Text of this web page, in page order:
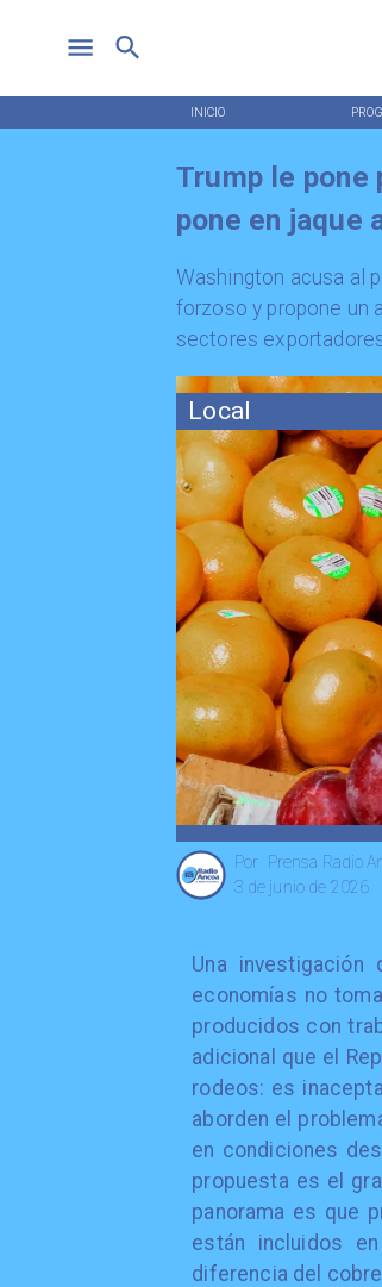
INICIO
Local
Prensa Radio
Por
3 de junio de 2026
Trump le pone
pone en jaque
​Washington acusa al
forzoso y propone un
sectores
Una
economías no
producidos con
adicional que el
rodeos: es
aborden el
en condiciones
propuesta es el
panorama es que
están incluidos
diferencia del